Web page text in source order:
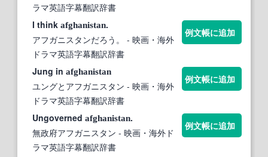
ラマ英語字幕翻訳辞書
I think afghanistan.
アフガニスタンだろう。
- 映画・海外
ドラマ英語字幕翻訳辞書
例文帳に追加
Jung in afghanistan
ユングとアフガニスタン - 映画・海外
ドラマ英語字幕翻訳辞書
例文帳に追加
Ungoverned afghanistan.
無政府アフガニスタン - 映画・海外ド
ラマ英語字幕翻訳辞書
例文帳に追加